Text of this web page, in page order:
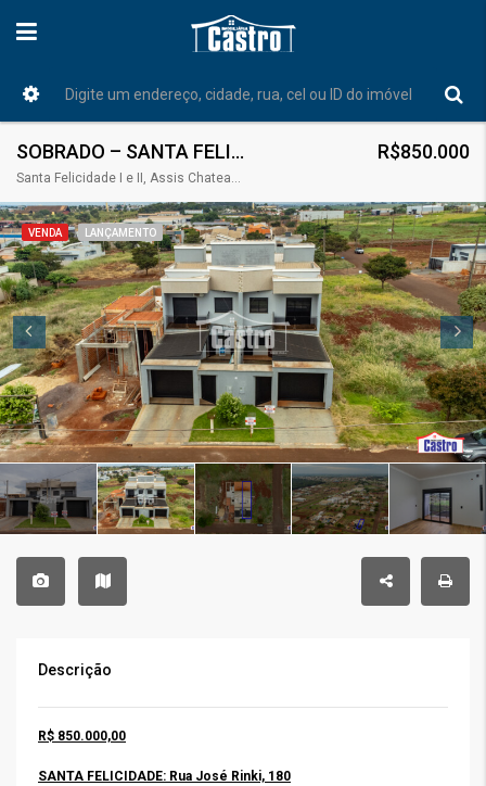
SOBRADO – SANTA FELICIDADE
Santa Felicidade I e II, Assis Chateaubriand, Paraná, Região Sul, Brasil
R$850.000
VENDA LANÇAMENTO
Descrição
R$ 850.000,00
SANTA FELICIDADE: Rua José Rinki, 180